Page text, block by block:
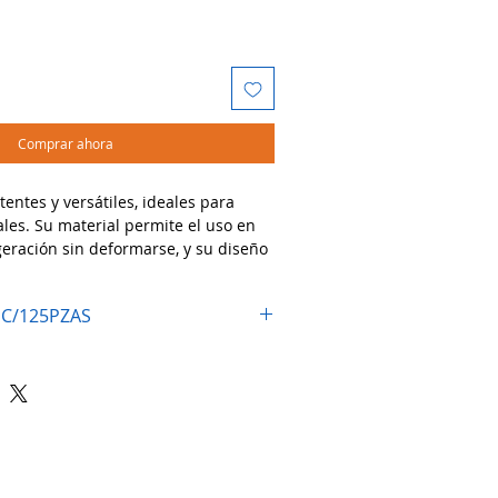
Comprar ahora
y versátiles, ideales para
Su material permite el uso en
sin deformarse, y su diseño
dips, postres, frutas picadas,
de comida rápida, cafeterías,
125PZAS